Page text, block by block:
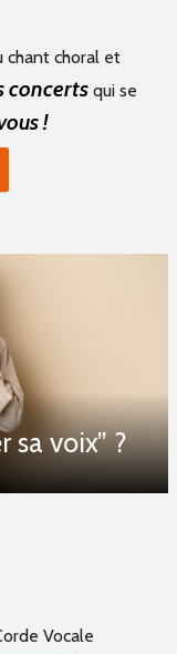
chant choral et
concertsqui se
!
sa voix” ?
Vocale